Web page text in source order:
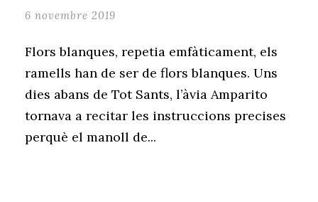
6 novembre 2019
Flors blanques, repetia emfàticament, els
ramells han de ser de flors blanques. Uns
dies abans de Tot Sants, l’àvia Amparito
tornava a recitar les instruccions precises
perquè el manoll de...